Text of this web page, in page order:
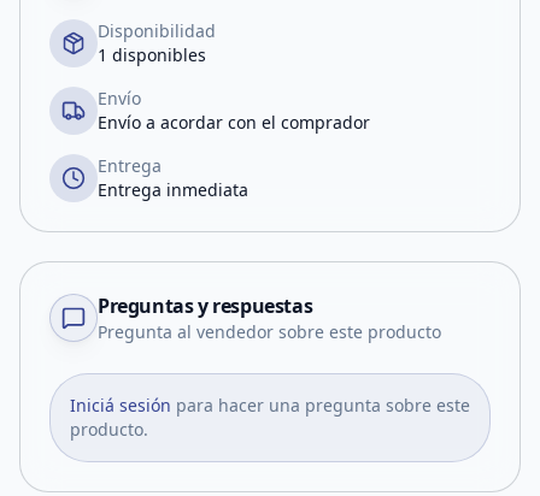
Disponibilidad
1 disponibles
Envío
Envío a acordar con el comprador
Entrega
Entrega inmediata
Preguntas y respuestas
Pregunta al vendedor sobre este producto
Iniciá sesión para hacer una pregunta sobre este
producto.